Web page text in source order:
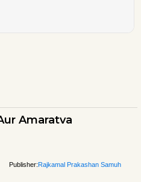
Amaratva
Publisher:Rajkamal Prakashan Samuh